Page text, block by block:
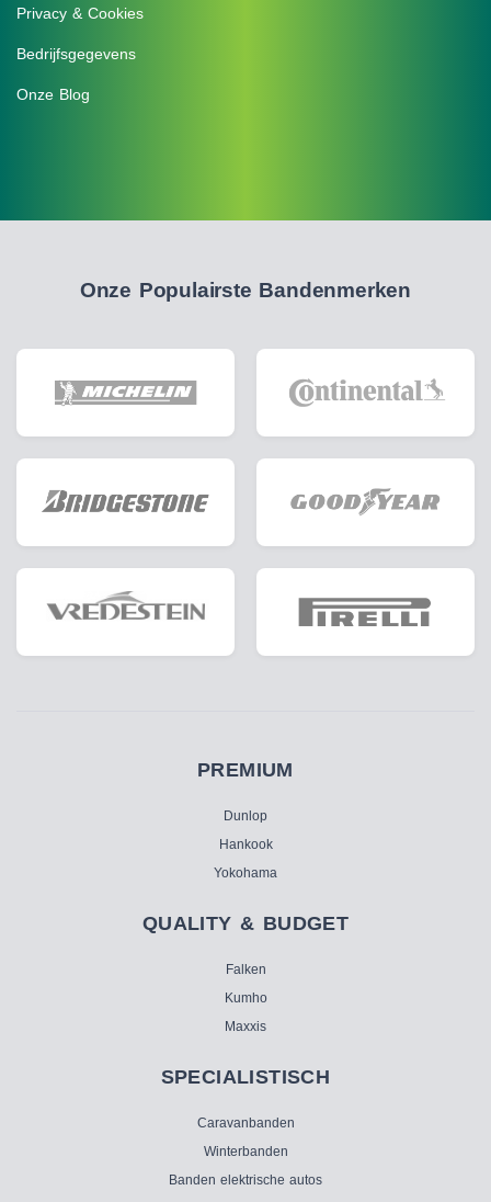
Privacy & Cookies
Bedrijfsgegevens
Onze Blog
Onze Populairste Bandenmerken
PREMIUM
Dunlop
Hankook
Yokohama
QUALITY & BUDGET
Falken
Kumho
Maxxis
SPECIALISTISCH
Caravanbanden
Winterbanden
Banden elektrische autos